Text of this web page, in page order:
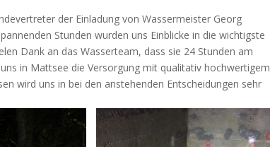
der Einladung von Wassermeister Georg
Stunden wurden uns Einblicke in die wichtigste
Dank an das Wasserteam, dass sie 24 Stunden am
in Mattsee die Versorgung mit qualitativ hochwertigem
wird uns in bei den anstehenden Entscheidungen sehr